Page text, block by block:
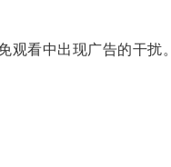
看中出现广告的干扰。